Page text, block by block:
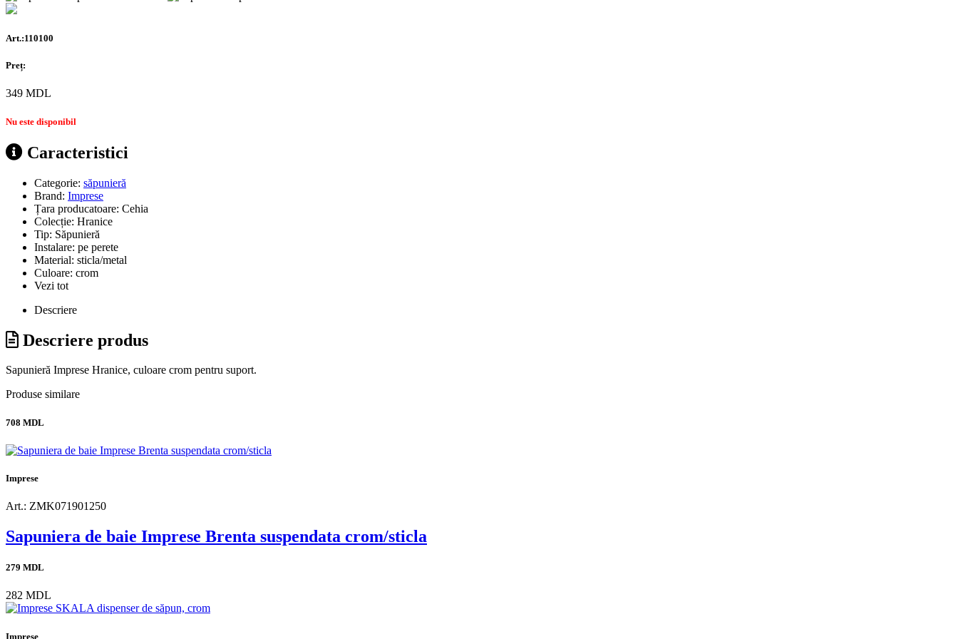
Art.:110100
Preț:
349 MDL
Nu este disponibil
Caracteristici
Categorie: săpunieră
Brand: Imprese
Țara producatoare: Cehia
Colecție: Hranice
Tip: Săpunieră
Instalare: pe perete
Material: sticla/metal
Culoare: crom
Vezi tot
Descriere
Descriere produs
Sapunieră Imprese Hranice, culoare crom pentru suport.
Produse similare
708 MDL
Imprese
Art.: ZMK071901250
Sapuniera de baie Imprese Brenta suspendata crom/sticla
279 MDL
282 MDL
Imprese